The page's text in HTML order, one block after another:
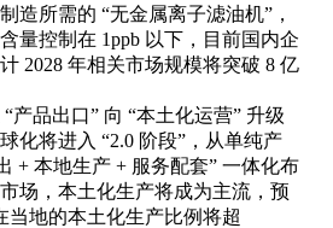
造所需的 “无金属离子滤油机”，
量控制在 1ppb 以下，目前国内企
2028 年相关市场规模将突破 8 亿
产品出口” 向 “本土化运营” 升级
化将进入 “2.0 阶段”，从单纯产
+ 本地生产 + 服务配套” 一体化布
场，本土化生产将成为主流，预
当地的本土化生产比例将超